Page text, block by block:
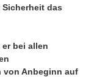
das
bei allen
von Anbeginn auf